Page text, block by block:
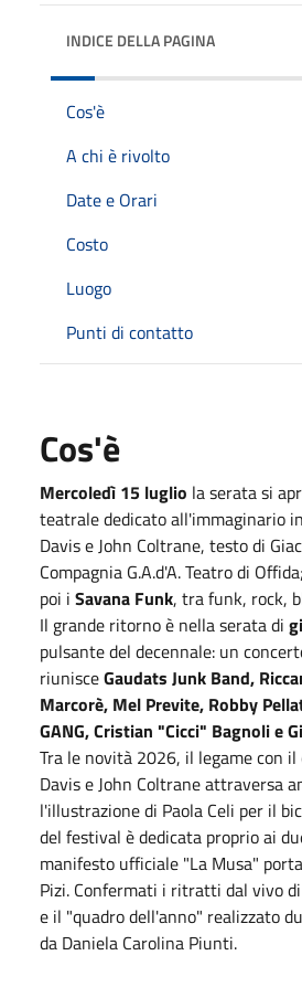
INDICE DELLA PAGINA
Cos'è
A chi è rivolto
Date e Orari
Costo
Luogo
Punti di contatto
Cos'è
Mercoledì 15 luglio la serata si
teatrale dedicato all'immaginario
Davis e John Coltrane, testo di
Compagnia G.A.d'A. Teatro di
poi i Savana Funk, tra funk, rock,
Il grande ritorno è nella serata di
pulsante del decennale: un
riunisceGaudats Junk Band,
Marcorè, Mel Previte, Robby
GANG, Cristian "Cicci" Bagnoli e
Tra le novità 2026, il legame con
Davis e John Coltrane attraversa
l'illustrazione di Paola Celi per il
del festival è dedicata proprio ai
manifesto ufficiale "La Musa"
Pizi. Confermati i ritratti dal vivo
e il "quadro dell'anno" realizzato
da Daniela Carolina Piunti.